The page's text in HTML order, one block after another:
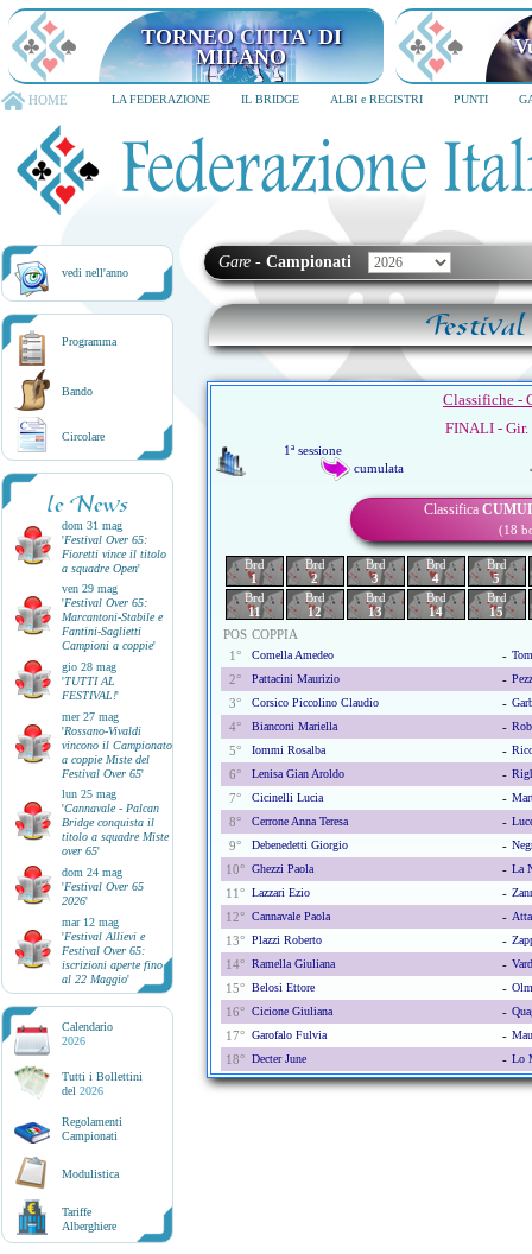
TORNEO CITTA' DI
MILANO
HOME LA FEDERAZIONE IL BRIDGE ALBI e REGISTRI PUNTI
vedi nell'anno
Programma
Bando
Circolare
le News
dom 31 mag
'Festival Over 65:
Fioretti vince il titolo
a squadre Open'
ven 29 mag
'Festival Over 65:
Marcantoni-Stabile e
Fantini-Saglietti
Campioni a coppie'
gio 28 mag
'TUTTI AL
FESTIVAL!'
mer 27 mag
'Rossano-Vivaldi
vincono il Campionato
a coppie Miste del
Festival Over 65'
lun 25 mag
'Cannavale - Palcan
Bridge conquista il
titolo a squadre Miste
over 65'
dom 24 mag
'Festival Over 65
2026'
mar 12 mag
'Festival Allievi e
Festival Over 65:
iscrizioni aperte fino
al 22 Maggio'
Calendario
2026
Tutti i Bollettini
del 2026
Regolamenti
Campionati
Modulistica
Tariffe
Alberghiere
Gare - Campionati
Festival
Classifiche -
FINALI -
1ª sessione
cumulata
Classifica
(18
Brd
1
Brd
2
Brd
3
Brd
4
Brd
5
Brd
11
Brd
12
Brd
13
Brd
14
Brd
15
POS COPPIA
1°
Comella Amedeo -
2° Pattacini Maurizio -
3° Corsico Piccolino Claudio -
4° Bianconi Mariella -
5° Iommi Rosalba -
6° Lenisa Gian Aroldo -
7° Cicinelli Lucia -
8° Cerrone Anna Teresa -
9° Debenedetti Giorgio -
10° Ghezzi Paola - La
11° Lazzari Ezio -
12° Cannavale Paola -
13° Plazzi Roberto -
14° Ramella Giuliana -
15° Belosi Ettore -
16° Cicione Giuliana -
17° Garofalo Fulvia -
18° Decter June - Lo